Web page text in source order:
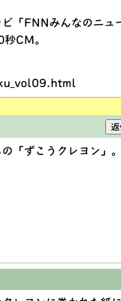
ビ「FNNみんなのニュ
CM。
「ずこうクレヨン」。